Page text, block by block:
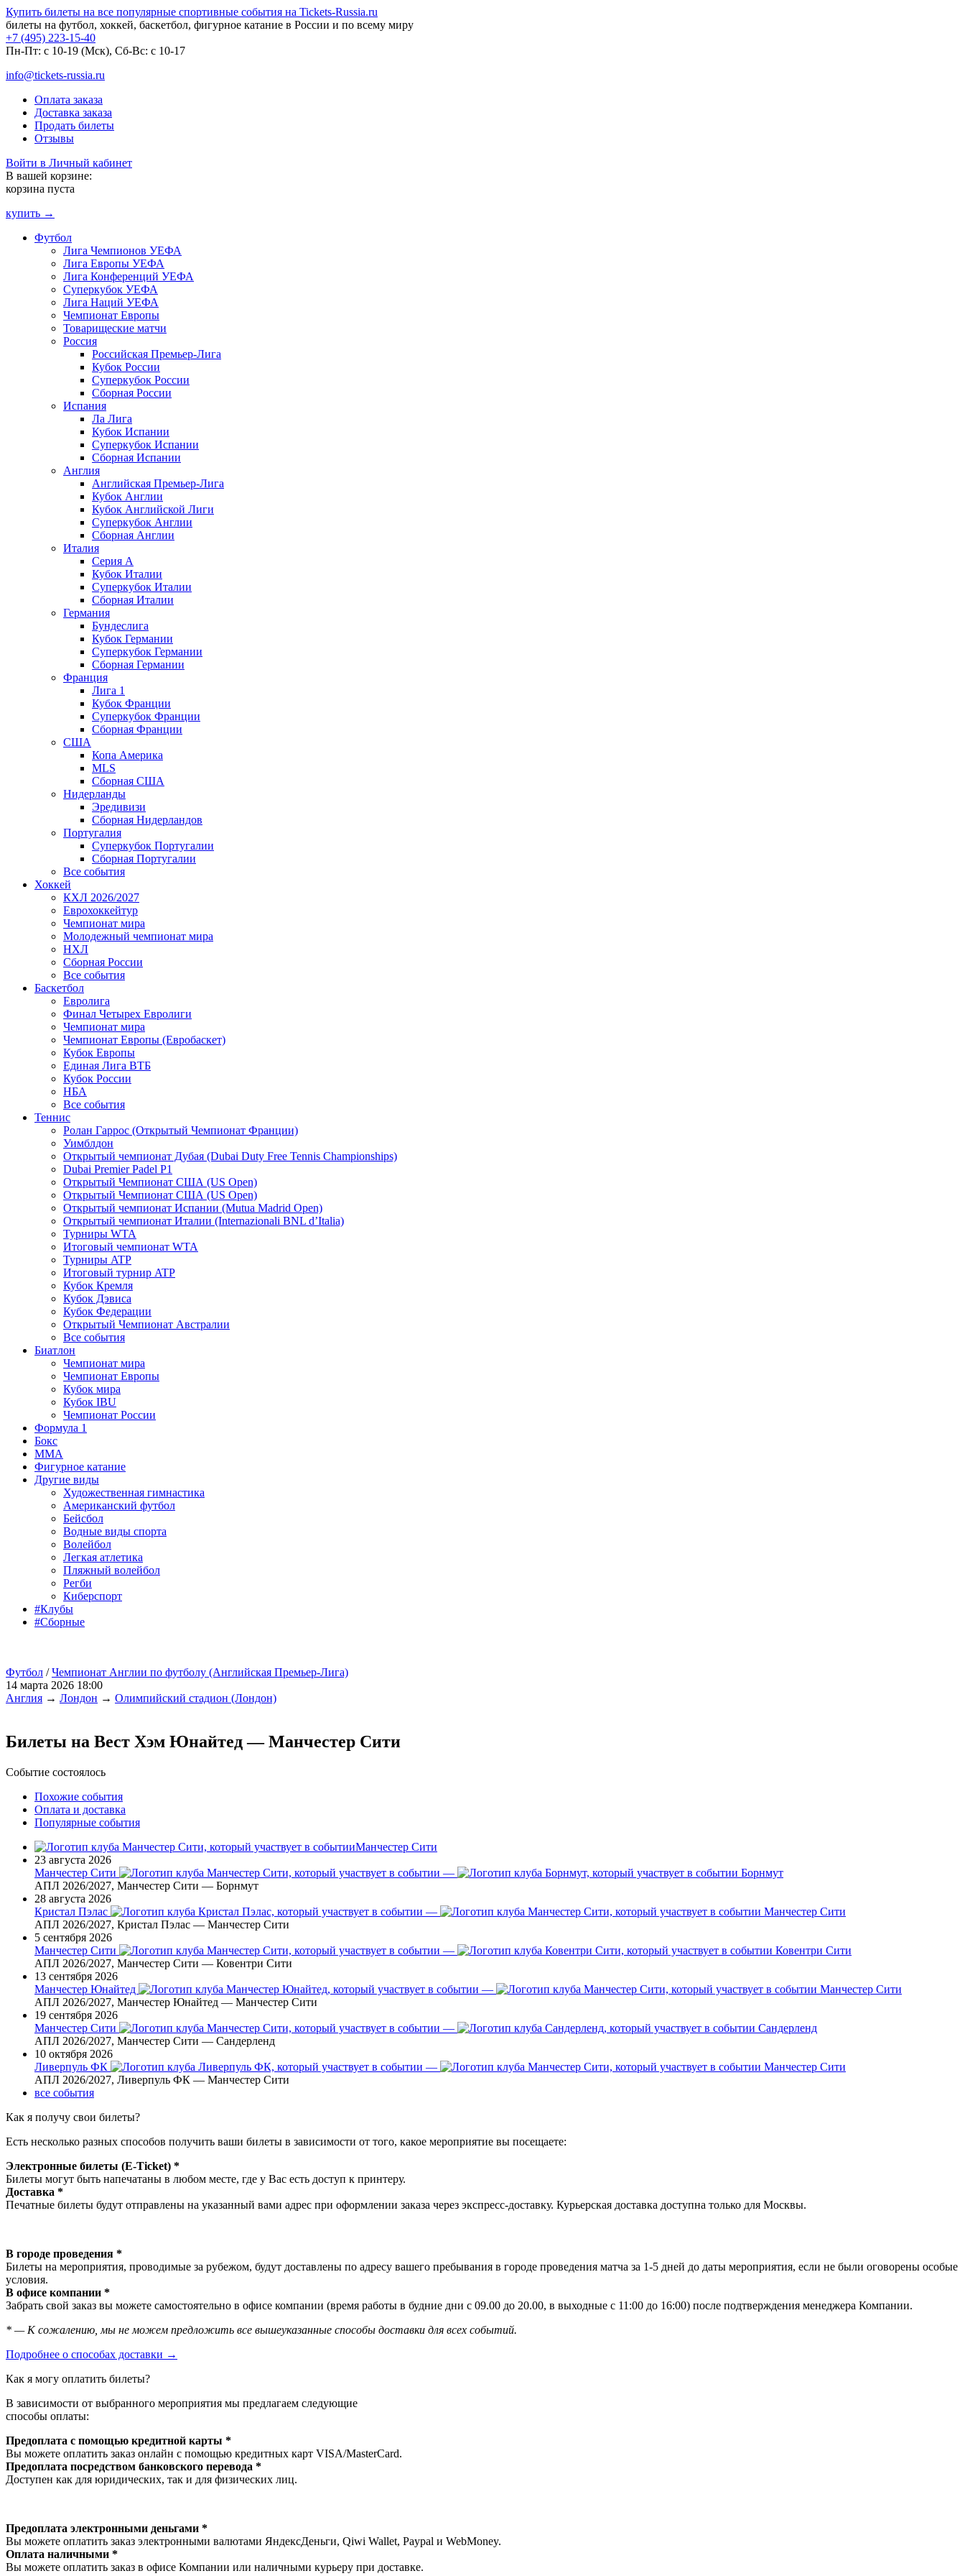
Купить билеты на все популярные спортивные события на Tickets-Russia.ru
билеты на футбол, хоккей, баскетбол, фигурное катание в России и по всему миру
+7 (495) 223-15-40
Пн-Пт: c 10-19 (Мск), Сб-Вс: с 10-17
info@tickets-russia.ru
Оплата заказа
Доставка заказа
Продать билеты
Отзывы
Войти в Личный кабинет
В вашей корзине:
корзина пуста
купить →
Футбол
Лига Чемпионов УЕФА
Лига Европы УЕФА
Лига Конференций УЕФА
Суперкубок УЕФА
Лига Наций УЕФА
Чемпионат Европы
Товарищеские матчи
Россия
Российская Премьер-Лига
Кубок России
Суперкубок России
Сборная России
Испания
Ла Лига
Кубок Испании
Суперкубок Испании
Сборная Испании
Англия
Английская Премьер-Лига
Кубок Англии
Кубок Английской Лиги
Суперкубок Англии
Сборная Англии
Италия
Серия А
Кубок Италии
Суперкубок Италии
Сборная Италии
Германия
Бундеслига
Кубок Германии
Суперкубок Германии
Сборная Германии
Франция
Лига 1
Кубок Франции
Суперкубок Франции
Сборная Франции
США
Копа Америка
MLS
Сборная США
Нидерланды
Эредивизи
Сборная Нидерландов
Португалия
Суперкубок Португалии
Сборная Португалии
Все события
Хоккей
КХЛ 2026/2027
Еврохоккейтур
Чемпионат мира
Молодежный чемпионат мира
НХЛ
Сборная России
Все события
Баскетбол
Евролига
Финал Четырех Евролиги
Чемпионат мира
Чемпионат Европы (Евробаскет)
Кубок Европы
Единая Лига ВТБ
Кубок России
НБА
Все события
Теннис
Ролан Гаррос (Открытый Чемпионат Франции)
Уимблдон
Открытый чемпионат Дубая (Dubai Duty Free Tennis Championships)
Dubai Premier Padel P1
Открытый Чемпионат США (US Open)
Открытый Чемпионат США (US Open)
Открытый чемпионат Испании (Mutua Madrid Open)
Открытый чемпионат Италии (Internazionali BNL d’Italia)
Турниры WTA
Итоговый чемпионат WTA
Турниры ATP
Итоговый турнир ATP
Кубок Кремля
Кубок Дэвиса
Кубок Федерации
Открытый Чемпионат Австралии
Все события
Биатлон
Чемпионат мира
Чемпионат Европы
Кубок мира
Кубок IBU
Чемпионат России
Формула 1
Бокс
MMA
Фигурное катание
Другие виды
Художественная гимнастика
Американский футбол
Бейсбол
Водные виды спорта
Волейбол
Легкая атлетика
Пляжный волейбол
Регби
Киберспорт
#Клубы
#Сборные
Футбол /Чемпионат Англии по футболу (Английская Премьер-Лига)
14 марта 2026 18:00
Англия → Лондон → Олимпийский стадион (Лондон)
Билеты на Вест Хэм Юнайтед — Манчестер Сити
Событие состоялось
Похожие события
Оплата и доставка
Популярные события
Манчестер Сити
23 августа 2026
Манчестер Сити
—
Борнмут
АПЛ 2026/2027, Манчестер Сити — Борнмут
28 августа 2026
Кристал Пэлас
—
Манчестер Сити
АПЛ 2026/2027, Кристал Пэлас — Манчестер Сити
5 сентября 2026
Манчестер Сити
—
Ковентри Сити
АПЛ 2026/2027, Манчестер Сити — Ковентри Сити
13 сентября 2026
Манчестер Юнайтед
—
Манчестер Сити
АПЛ 2026/2027, Манчестер Юнайтед — Манчестер Сити
19 сентября 2026
Манчестер Сити
—
Сандерленд
АПЛ 2026/2027, Манчестер Сити — Сандерленд
10 октября 2026
Ливерпуль ФК
—
Манчестер Сити
АПЛ 2026/2027, Ливерпуль ФК — Манчестер Сити
все события
Как я получу свои билеты?
Есть несколько разных способов получить ваши билеты в зависимости от того, какое мероприятие вы посещаете:
Электронные билеты (E-Ticket) *
Билеты могут быть напечатаны в любом месте, где у Вас есть доступ к принтеру.
Доставка *
Печатные билеты будут отправлены на указанный вами адрес при оформлении заказа через экспресс-доставку. Курьерская доставка доступна только для Москвы.
В городе проведения *
Билеты на мероприятия, проводимые за рубежом, будут доставлены по адресу вашего пребывания в городе проведения матча за 1-5 дней до даты мероприятия, если не были оговорены особые
условия.
В офисе компании *
Забрать свой заказ вы можете самостоятельно в офисе компании (время работы в будние дни с 09.00 до 20.00, в выходные с 11:00 до 16:00) после подтверждения менеджера Компании.
* — К сожалению, мы не можем предложить все вышеуказанные способы доставки для всех событий.
Подробнее о способах доставки →
Как я могу оплатить билеты?
В зависимости от выбранного мероприятия мы предлагаем следующие
способы оплаты:
Предоплата с помощью кредитной карты *
Вы можете оплатить заказ онлайн с помощью кредитных карт VISA/MasterСard.
Предоплата посредством банковского перевода *
Доступен как для юридических, так и для физических лиц.
Предоплата электронными деньгами *
Вы можете оплатить заказ электронными валютами ЯндексДеньги, Qiwi Wallet, Paypal и WebMoney.
Оплата наличными *
Вы можете оплатить заказ в офисе Компании или наличными курьеру при доставке.